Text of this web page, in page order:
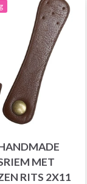
MET
RITS 2X11